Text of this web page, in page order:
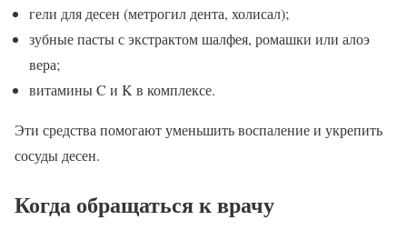
гели для десен (метрогил дента, холисал);
зубные пасты с экстрактом шалфея, ромашки или алоэ
вера;
витамины C и K в комплексе.
Эти средства помогают уменьшить воспаление и укрепить
сосуды десен.
Когда обращаться к врачу